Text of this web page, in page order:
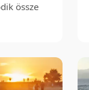
össze